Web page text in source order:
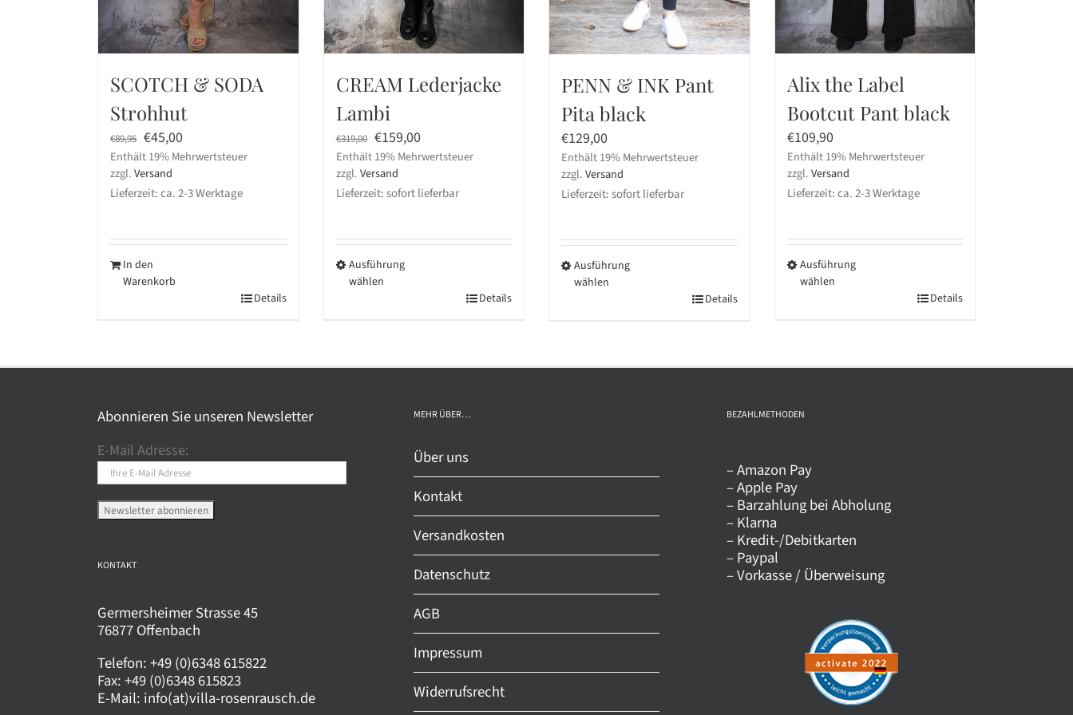
SCOTCH & SODA
Strohhut
€89,95 Ursprünglicher
Preis
war:
€89,95
€45,00Aktueller
Preis
€45,00.
Enthält 19% Mehrwertsteuer
zzgl.Versand
Lieferzeit: ca. 2-3 Werktage
In den
Warenkorb
Details
CREAM Lederjacke
Lambi
€319,00 Ursprünglicher
Preis
war:
€319,00
€159,00Aktueller
Preis
€159,00.
Enthält 19% Mehrwertsteuer
zzgl.Versand
Lieferzeit: sofort lieferbar
Ausführung
wählen
mehrere
Details
PENN & INK Pant
Pita black
€129,00
Enthält 19% Mehrwertsteuer
zzgl.Versand
Lieferzeit: sofort lieferbar
Ausführung
wählen
mehrere
können
der
gewählt
Details
Alix the Label
Bootcut Pant black
€109,90
Enthält 19% Mehrwertsteuer
zzgl.Versand
Lieferzeit: ca. 2-3 Werktage
Ausführung
wählen
mehrere
auf.
können
auf
der
Produktseite
werden
Details
Abonnieren Sie unseren Newsletter
E-Mail Adresse:
KONTAKT
Germersheimer Strasse 45
76877 Offenbach
Telefon:+49 (0)6348 615822
Fax:+49 (0)6348 615823
E-Mail: info(at)villa-rosenrausch.de
MEHR ÜBER…
Über uns
Kontakt
Versandkosten
Datenschutz
AGB
Impressum
Widerrufsrecht
BEZAHLMETHODEN
– Amazon Pay
– Apple Pay
– Barzahlung bei Abholung
– Klarna
– Kredit-/Debitkarten
– Paypal
– Vorkasse / Überweisung